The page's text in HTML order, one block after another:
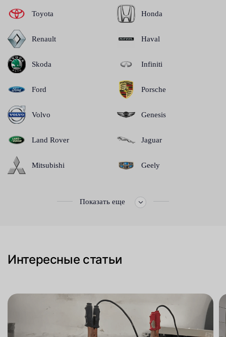
Toyota
Renault
Skoda
Ford
Volvo
Land Rover
Mitsubishi
Honda
Haval
Infiniti
Porsche
Genesis
Jaguar
Geely
Показать еще
Интересные статьи